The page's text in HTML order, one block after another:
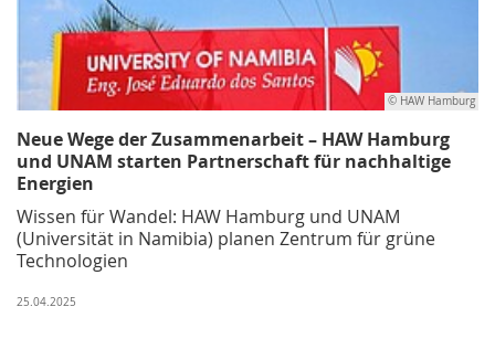
© HAW Hamburg
Neue Wege der Zusammenarbeit – HAW Hamburg
und UNAM starten Partnerschaft für nachhaltige
Energien
Wissen für Wandel: HAW Hamburg und UNAM
(Universität in Namibia) planen Zentrum für grüne
Technologien
25.04.2025